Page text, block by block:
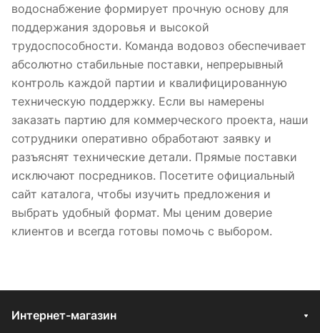
водоснабжение формирует прочную основу для
поддержания здоровья и высокой
трудоспособности. Команда водовоз обеспечивает
абсолютно стабильные поставки, непрерывный
контроль каждой партии и квалифицированную
техническую поддержку. Если вы намерены
заказать партию для коммерческого проекта, наши
сотрудники оперативно обработают заявку и
разъяснят технические детали. Прямые поставки
исключают посредников. Посетите официальный
сайт каталога, чтобы изучить предложения и
выбрать удобный формат. Мы ценим доверие
клиентов и всегда готовы помочь с выбором.
Интернет-магазин